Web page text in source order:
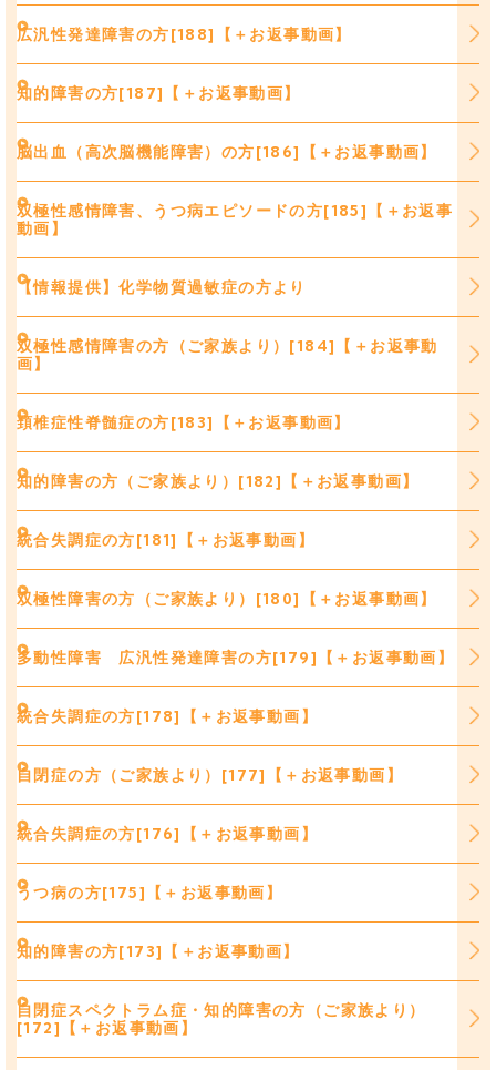
広汎性発達障害の方[188]【＋お返事動画】
知的障害の方[187]【＋お返事動画】
脳出血（高次脳機能障害）の方[186]【＋お返事動画】
双極性感情障害、うつ病エピソードの方[185]【＋お返事
動画】
【情報提供】化学物質過敏症の方より
双極性感情障害の方（ご家族より）[184]【＋お返事動
画】
頚椎症性脊髄症の方[183]【＋お返事動画】
知的障害の方（ご家族より）[182]【＋お返事動画】
統合失調症の方[181]【＋お返事動画】
双極性障害の方（ご家族より）[180]【＋お返事動画】
多動性障害 広汎性発達障害の方[179]【＋お返事動画】
統合失調症の方[178]【＋お返事動画】
自閉症の方（ご家族より）[177]【＋お返事動画】
統合失調症の方[176]【＋お返事動画】
うつ病の方[175]【＋お返事動画】
知的障害の方[173]【＋お返事動画】
自閉症スペクトラム症・知的障害の方（ご家族より）
[172]【＋お返事動画】